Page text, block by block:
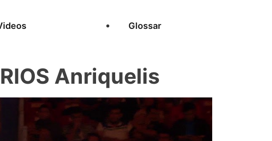
Glossar
Anriquelis